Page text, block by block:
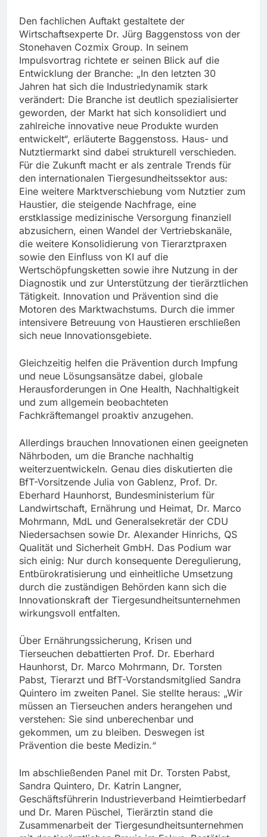
Den fachlichen Auftakt gestaltete der
Wirtschaftsexperte Dr. Jürg Baggenstoss von der
Stonehaven Cozmix Group. In seinem
Impulsvortrag richtete er seinen Blick auf die
Entwicklung der Branche: „In den letzten 30
Jahren hat sich die Industriedynamik stark
verändert: Die Branche ist deutlich spezialisierter
geworden, der Markt hat sich konsolidiert und
zahlreiche innovative neue Produkte wurden
entwickelt“, erläuterte Baggenstoss. Haus- und
Nutztiermarkt sind dabei strukturell verschieden.
Für die Zukunft macht er als zentrale Trends für
den internationalen Tiergesundheitssektor aus:
Eine weitere Marktverschiebung vom Nutztier zum
Haustier, die steigende Nachfrage, eine
erstklassige medizinische Versorgung finanziell
abzusichern, einen Wandel der Vertriebskanäle,
die weitere Konsolidierung von Tierarztpraxen
sowie den Einfluss von KI auf die
Wertschöpfungsketten sowie ihre Nutzung in der
Diagnostik und zur Unterstützung der tierärztlichen
Tätigkeit. Innovation und Prävention sind die
Motoren des Marktwachstums. Durch die immer
intensivere Betreuung von Haustieren erschließen
sich neue Innovationsgebiete.
Gleichzeitig helfen die Prävention durch Impfung
und neue Lösungsansätze dabei, globale
Herausforderungen in One Health, Nachhaltigkeit
und zum allgemein beobachteten
Fachkräftemangel proaktiv anzugehen.
Allerdings brauchen Innovationen einen geeigneten
Nährboden, um die Branche nachhaltig
weiterzuentwickeln. Genau dies diskutierten die
BfT-Vorsitzende Julia von Gablenz, Prof. Dr.
Eberhard Haunhorst, Bundesministerium für
Landwirtschaft, Ernährung und Heimat, Dr. Marco
Mohrmann, MdL und Generalsekretär der CDU
Niedersachsen sowie Dr. Alexander Hinrichs, QS
Qualität und Sicherheit GmbH. Das Podium war
sich einig: Nur durch konsequente Deregulierung,
Entbürokratisierung und einheitliche Umsetzung
durch die zuständigen Behörden kann sich die
Innovationskraft der Tiergesundheitsunternehmen
wirkungsvoll entfalten.
Über Ernährungssicherung, Krisen und
Tierseuchen debattierten Prof. Dr. Eberhard
Haunhorst, Dr. Marco Mohrmann, Dr. Torsten
Pabst, Tierarzt und BfT-Vorstandsmitglied Sandra
Quintero im zweiten Panel. Sie stellte heraus: „Wir
müssen an Tierseuchen anders herangehen und
verstehen: Sie sind unberechenbar und
gekommen, um zu bleiben. Deswegen ist
Prävention die beste Medizin.“
Im abschließenden Panel mit Dr. Torsten Pabst,
Sandra Quintero, Dr. Katrin Langner,
Geschäftsführerin Industrieverband Heimtierbedarf
und Dr. Maren Püschel, Tierärztin stand die
Zusammenarbeit der Tiergesundheitsunternehmen